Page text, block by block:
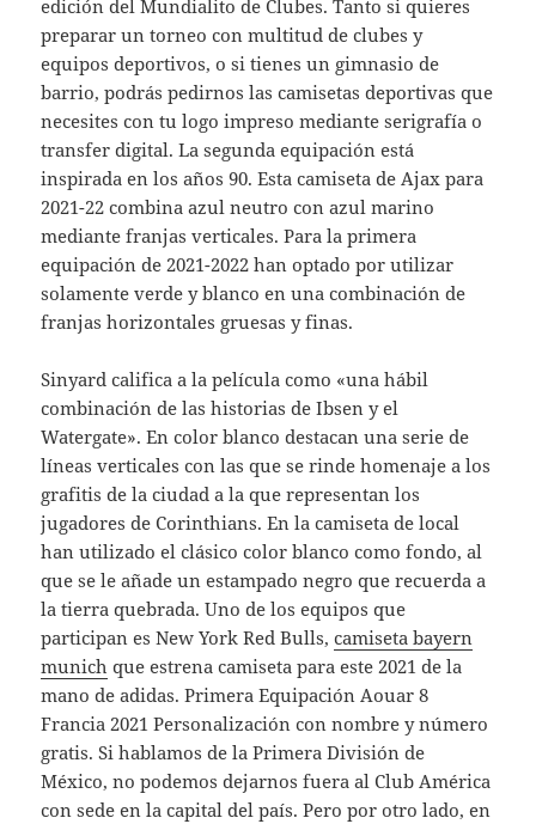
edición del Mundialito de Clubes. Tanto si quieres
preparar un torneo con multitud de clubes y
equipos deportivos, o si tienes un gimnasio de
barrio, podrás pedirnos las camisetas deportivas que
necesites con tu logo impreso mediante serigrafía o
transfer digital. La segunda equipación está
inspirada en los años 90. Esta camiseta de Ajax para
2021-22 combina azul neutro con azul marino
mediante franjas verticales. Para la primera
equipación de 2021-2022 han optado por utilizar
solamente verde y blanco en una combinación de
franjas horizontales gruesas y finas.
Sinyard califica a la película como «una hábil
combinación de las historias de Ibsen y el
Watergate». En color blanco destacan una serie de
líneas verticales con las que se rinde homenaje a los
grafitis de la ciudad a la que representan los
jugadores de Corinthians. En la camiseta de local
han utilizado el clásico color blanco como fondo, al
que se le añade un estampado negro que recuerda a
la tierra quebrada. Uno de los equipos que
participan es New York Red Bulls,camiseta bayern
munich que estrena camiseta para este 2021 de la
mano de adidas. Primera Equipación Aouar 8
Francia 2021 Personalización con nombre y número
gratis. Si hablamos de la Primera División de
México, no podemos dejarnos fuera al Club América
con sede en la capital del país. Pero por otro lado, en